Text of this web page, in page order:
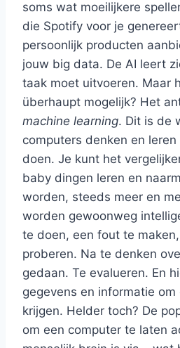
soms wat moeilijkere
die Spotify voor je
persoonlijk producten
jouw big data. De AI leert
taak moet uitvoeren. Maar
überhaupt mogelijk? Het
machine learning. Dit is de
computers denken en
doen. Je kunt het
baby dingen leren en
worden, steeds meer en
worden gewoonweg
te doen, een fout te
proberen. Na te denken
gedaan. Te evalueren. En
gegevens en informatie
krijgen. Helder toch? De
om een computer te laten